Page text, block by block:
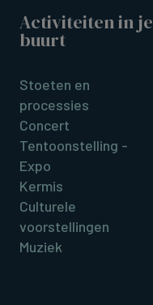
Activiteiten in je
buurt
Stoeten en
processies
Concert
Tentoonstelling -
Expo
Kermis
Culturele
voorstellingen
Muziek